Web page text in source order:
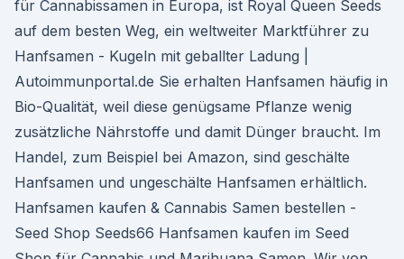
für Cannabissamen in Europa, ist Royal Queen Seeds
auf dem besten Weg, ein weltweiter Marktführer zu
Hanfsamen - Kugeln mit geballter Ladung |
Autoimmunportal.de Sie erhalten Hanfsamen häufig in
Bio-Qualität, weil diese genügsame Pflanze wenig
zusätzliche Nährstoffe und damit Dünger braucht. Im
Handel, zum Beispiel bei Amazon, sind geschälte
Hanfsamen und ungeschälte Hanfsamen erhältlich.
Hanfsamen kaufen & Cannabis Samen bestellen -
Seed Shop Seeds66 Hanfsamen kaufen im Seed